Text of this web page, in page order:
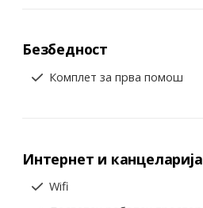
Безбедност
Комплет за прва помош
Интернет и канцеларија
Wifi